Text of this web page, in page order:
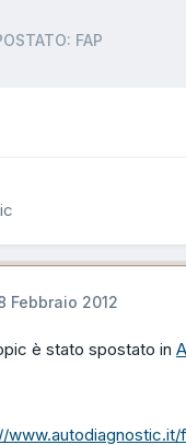
FAP
Febbraio 2012
è stato spostato in